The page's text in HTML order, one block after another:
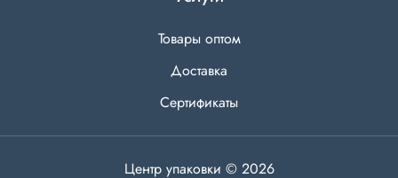
Товары оптом
Доставка
Сертификаты
Центр упаковки © 2026